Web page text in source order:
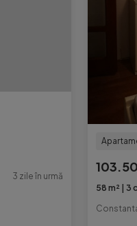
3 zile în urmă
58 m² 3